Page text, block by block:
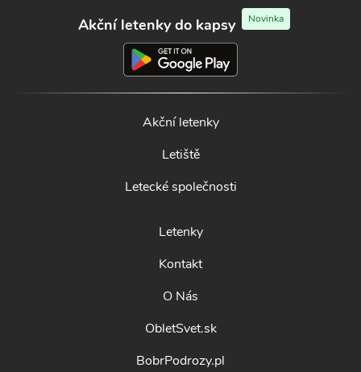
Akční letenky do kapsy Novinka
Akční letenky
Letiště
Letecké společnosti
Letenky
Kontakt
O Nás
ObletSvet.sk
BobrPodrozy.pl